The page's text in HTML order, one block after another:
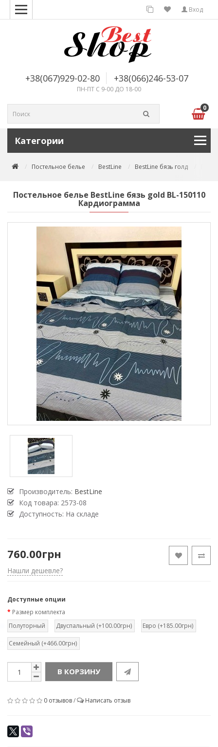
Вход
+38(067)929-02-80 +38(066)246-53-07
ПН-ПТ С 9-00 ДО 18-00
0
Категории
Постельное белье BestLine BestLine бязь голд
Постельное белье BestLine бязь gold BL-150110
Кардиограмма
Производитель: BestLine
Код товара: 2573-08
Доступность: На складе
760.00грн
Нашли дешевле?
Доступные опции
Размер комплекта
Полуторный
Двуспальный (+100.00грн) Евро (+185.00грн)
Семейный (+466.00грн)
В КОРЗИНУ
0 отзывов/ Написать отзыв